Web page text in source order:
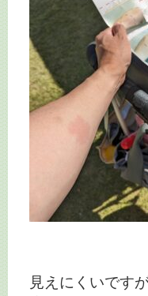
見えにくいです